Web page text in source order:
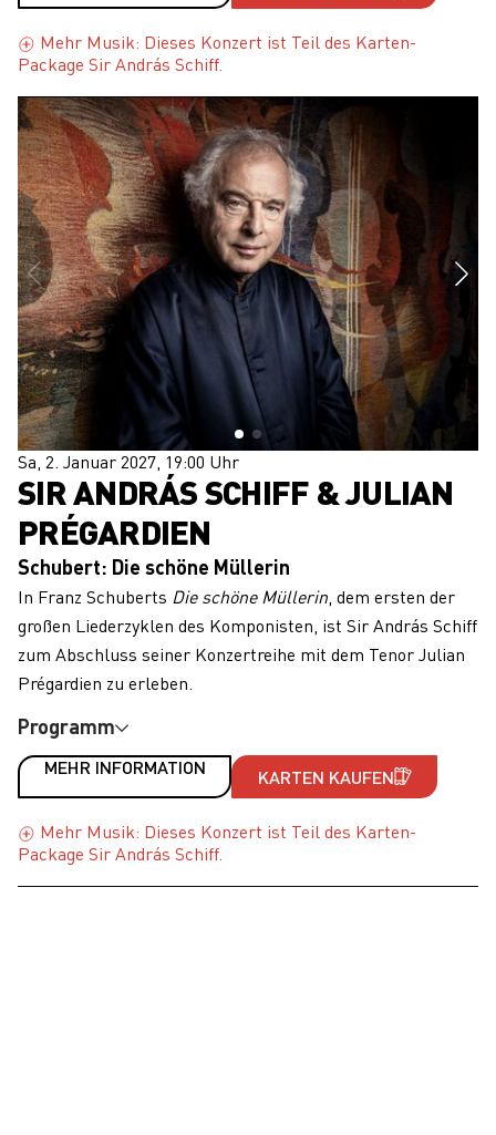
Mehr Musik: Dieses Konzert ist Teil des Karten-
Package Sir András Schiff.
Sa, 2. Januar 2027, 19:00 Uhr
SIR ANDRÁS SCHIFF & JULIAN
PRÉGARDIEN
Schubert: Die schöne Müllerin
In Franz Schuberts Die schöne Müllerin , dem ersten der
großen Liederzyklen des Komponisten, ist Sir András Schiff
zum Abschluss seiner Konzertreihe mit dem Tenor Julian
Prégardien zu erleben.
Programm
MEHR INFORMATION KARTEN KAUFEN
Mehr Musik: Dieses Konzert ist Teil des Karten-
Package Sir András Schiff.